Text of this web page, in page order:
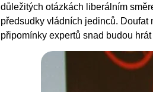
důležitých otázkách liberálním
předsudky vládních jedinců.
připomínky expertů snad budou hrát